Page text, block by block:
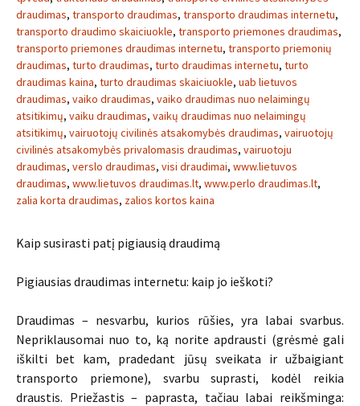
draudimas, transporto draudimas, transporto draudimas internetu,
transporto draudimo skaiciuokle, transporto priemones draudimas,
transporto priemones draudimas internetu, transporto priemonių
draudimas, turto draudimas, turto draudimas internetu, turto
draudimas kaina, turto draudimas skaiciuokle, uab lietuvos
draudimas, vaiko draudimas, vaiko draudimas nuo nelaimingų
atsitikimų, vaiku draudimas, vaikų draudimas nuo nelaimingų
atsitikimų, vairuotojų civilinės atsakomybės draudimas, vairuotojų
civilinės atsakomybės privalomasis draudimas, vairuotoju
draudimas, verslo draudimas, visi draudimai, www.lietuvos
draudimas, www.lietuvos draudimas.lt, www.perlo draudimas.lt,
zalia korta draudimas, zalios kortos kaina
Kaip susirasti patį pigiausią draudimą
Pigiausias draudimas internetu: kaip jo ieškoti?
Draudimas – nesvarbu, kurios rūšies, yra labai svarbus.
Nepriklausomai nuo to, ką norite apdrausti (grėsmė gali
iškilti bet kam, pradedant jūsų sveikata ir užbaigiant
transporto priemone), svarbu suprasti, kodėl reikia
draustis. Priežastis – paprasta, tačiau labai reikšminga: